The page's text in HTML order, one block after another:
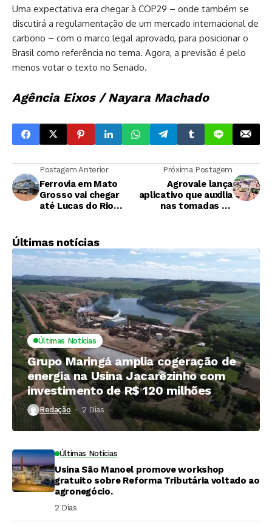
Uma expectativa era chegar à COP29 – onde também se
discutirá a regulamentação de um mercado internacional de
carbono – com o marco legal aprovado, para posicionar o
Brasil como referência no tema. Agora, a previsão é pelo
menos votar o texto no Senado.
Agência Eixos / Nayara Machado
Postagem Anterior
Ferrovia em Mato
Grosso vai chegar
até Lucas do Rio
Próxima Postagem
Agrovale lança
aplicativo que auxilia
nas tomadas de
Últimas notícias
Últimas Notícias
Grupo Maringá amplia cogeração de
energia na Usina Jacarezinho com
investimento de R$ 120 milhões
Redação 2 Dias ⁮
Últimas Notícias
Usina São Manoel promove workshop
gratuito sobre Reforma Tributária voltado ao
agronegócio.
2 Dias ⁮